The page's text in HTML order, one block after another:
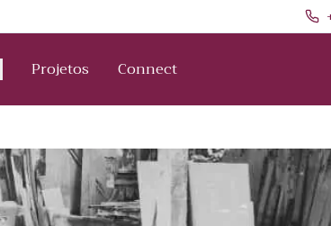
Projetos Connect